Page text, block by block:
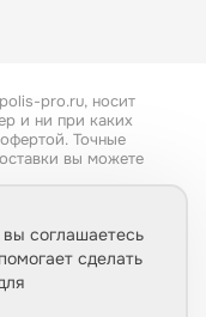
pro.ru, носит
и ни при каких
Точные
вы можете
данных
соглашаетесь
сделать